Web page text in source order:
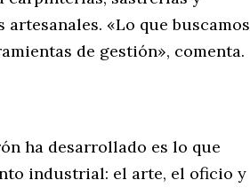
«Lo que buscamos
de gestión», comenta.
ha desarrollado es lo que
industrial: el arte, el oficio y